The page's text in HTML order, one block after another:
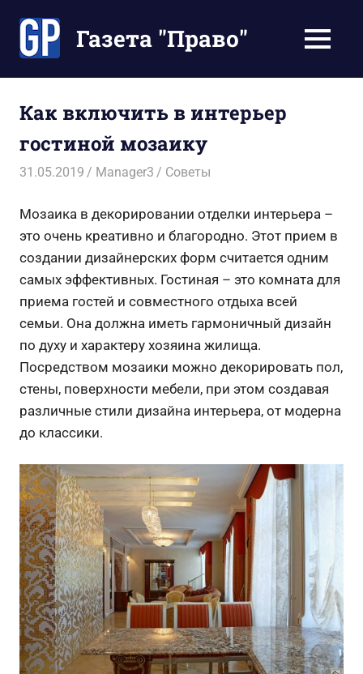
содержимомуГазета "Право"
экономят
Ваше
время
МЕНЮ
Как включить в интерьер
гостиной мозаику
31.05.2019 Manager3 Советы
Мозаика в декорировании отделки интерьера –
это очень креативно и благородно. Этот прием в
создании дизайнерских форм считается одним
самых эффективных. Гостиная – это комната для
приема гостей и совместного отдыха всей
семьи. Она должна иметь гармоничный дизайн
по духу и характеру хозяина жилища.
Посредством мозаики можно декорировать пол,
стены, поверхности мебели, при этом создавая
различные стили дизайна интерьера, от модерна
до классики.